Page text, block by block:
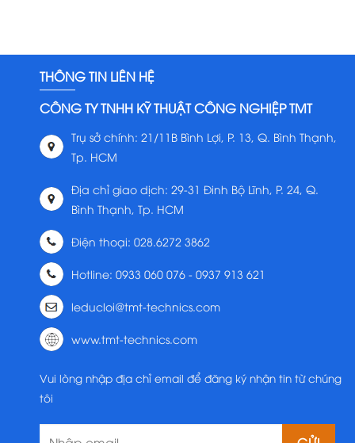
THÔNG TIN LIÊN HỆ
CÔNG TY TNHH KỸ THUẬT CÔNG NGHIỆP TMT
Trụ sở chính: 21/11B Bình Lợi, P. 13, Q. Bình Thạnh,
Tp. HCM
Địa chỉ giao dịch: 29-31 Đinh Bộ Lĩnh, P. 24, Q.
Bình Thạnh, Tp. HCM
Điện thoại: 028.6272 3862
Hotline: 0933 060 076 - 0937 913 621
leducloi@tmt-technics.com
www.tmt-technics.com
Vui lòng nhập địa chỉ email để đăng ký nhận tin từ chúng
tôi